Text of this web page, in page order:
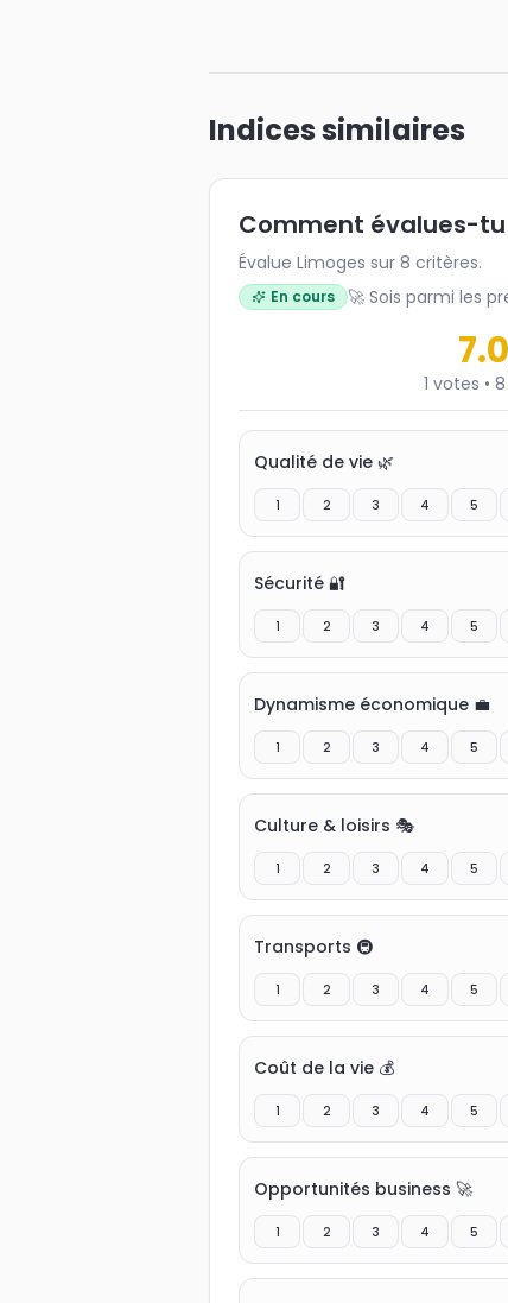
Indices similaires
Comment évalues-tu
Évalue Limoges sur 8 critères.
En cours 🚀 Sois parmi les
7.0
1 votes • 8
Qualité de vie 🌿
1 2 3 4 5
Sécurité 🔐
1 2 3 4 5
Dynamisme économique 💼
1 2 3 4 5
Culture & loisirs 🎭
1 2 3 4 5
Transports 🚇
1 2 3 4 5
Coût de la vie 💰
1 2 3 4 5
Opportunités business 🚀
1 2 3 4 5